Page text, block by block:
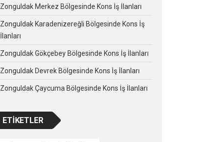
Zonguldak Merkez Bölgesinde Kons İş İlanları
Zonguldak Karadenizereğli Bölgesinde Kons İş
İlanları
Zonguldak Gökçebey Bölgesinde Kons İş İlanları
Zonguldak Devrek Bölgesinde Kons İş İlanları
Zonguldak Çaycuma Bölgesinde Kons İş İlanları
ETIKETLER